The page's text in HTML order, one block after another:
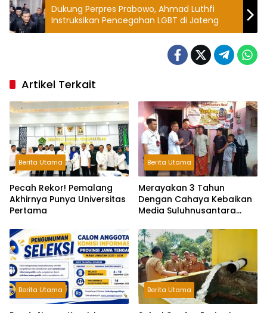
Dukung Perpres Prabowo, Ahmad Luthfi
Instruksikan Pencegahan LGBT di Jateng
Artikel Terkait
Berita Utama
Pecah Rekor! Pemalang
Akhirnya Punya Universitas
Pertama
Berita Utama
Merayakan 3 Tahun
Dengan Cahaya Kebaikan
Media Suluhnusantara
Santunan Anak Yatim
Berita Utama Berita Utama